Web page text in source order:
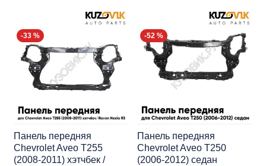
-33 %
Панель передняя
Chevrolet Aveo T255
(2008-2011) хэтчбек /
-52 %
Панель передняя
Chevrolet Aveo T250
(2006-2012) седан